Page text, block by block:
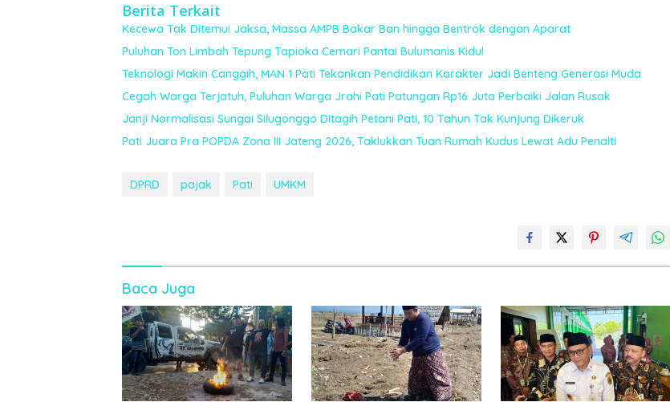
Berita Terkait
Kecewa Tak Ditemui Jaksa, Massa AMPB Bakar Ban hingga Bentrok dengan Aparat
Puluhan Ton Limbah Tepung Tapioka Cemari Pantai Bulumanis Kidul
Teknologi Makin Canggih, MAN 1 Pati Tekankan Pendidikan Karakter Jadi Benteng Generasi Muda
Cegah Warga Terjatuh, Puluhan Warga Jrahi Pati Patungan Rp16 Juta Perbaiki Jalan Rusak
Janji Normalisasi Sungai Silugonggo Ditagih Petani Pati, 10 Tahun Tak Kunjung Dikeruk
Pati Juara Pra POPDA Zona III Jateng 2026, Taklukkan Tuan Rumah Kudus Lewat Adu Penalti
DPRD pajak Pati UMKM
Baca Juga